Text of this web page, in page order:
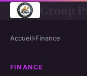
Accueil›Finance
FINANCE